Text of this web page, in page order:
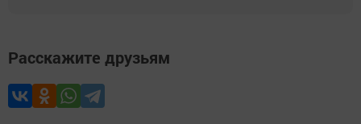
Расскажите друзьям